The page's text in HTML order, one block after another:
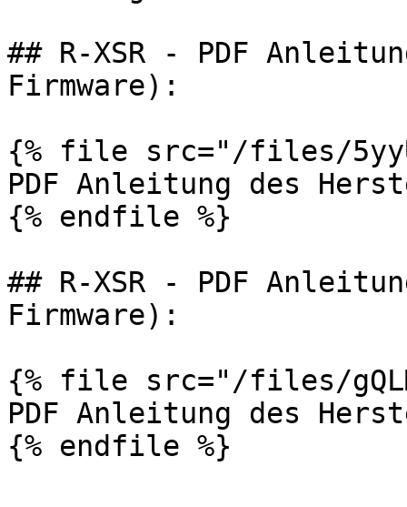
## R-XSR - PDF
Firmware):
{% file src="/files/
PDF Anleitung des
{% endfile %}
## R-XSR - PDF
Firmware):
{% file src="/files/
PDF Anleitung des